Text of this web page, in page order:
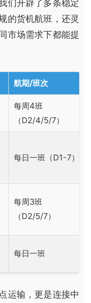
们开辟了多条稳定
的货机航班，还灵
市场需求下都能提
航期/班次
每周4班
（D2/4/5/7）
每日一班（D1-7）
每周3班
（D2/5/7）
每日一班
运输，更是连接中